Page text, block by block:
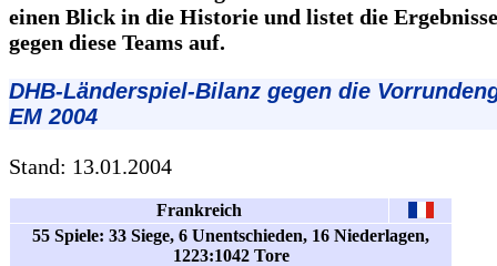
einen Blick in die Historie und listet die
gegen diese Teams auf.
DHB-Länderspiel-Bilanz gegen die
EM 2004
Stand: 13.01.2004
Frankreich
55 Spiele: 33 Siege, 6 Unentschieden, 16 Niederlagen,
1223:1042 Tore